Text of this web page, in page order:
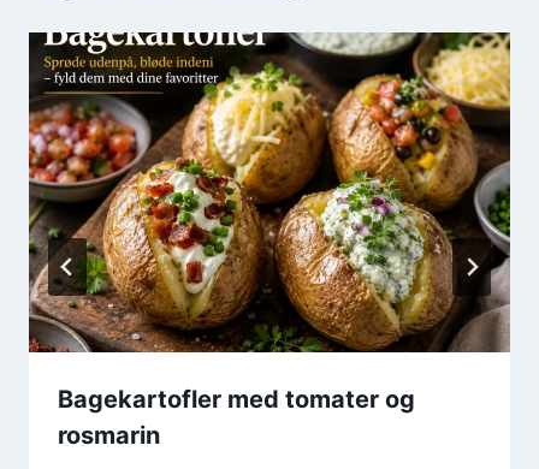
Bagekartofler med tomater og
rosmarin